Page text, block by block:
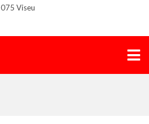
Viseu